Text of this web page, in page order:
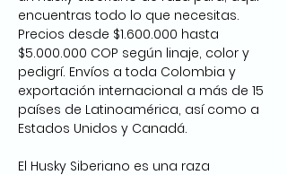
encuentras todo lo que necesitas.
Precios desde $1.600.000 hasta
$5.000.000 COP según linaje, color y
pedigrí. Envíos a toda Colombia y
exportación internacional a más de 15
países de Latinoamérica, así como a
Estados Unidos y Canadá.
El Husky Siberiano es una raza